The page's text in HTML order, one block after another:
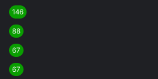
146
88
67
67